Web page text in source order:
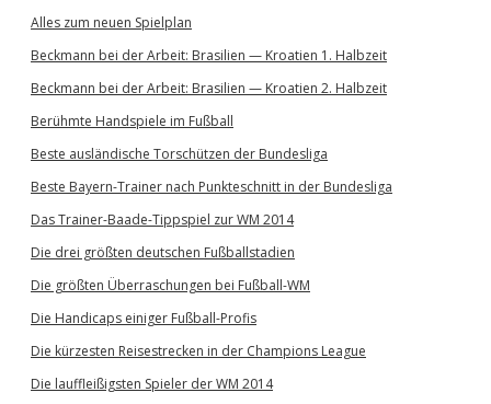
Alles zum neuen Spielplan
Beckmann bei der Arbeit: Brasilien — Kroatien 1. Halbzeit
Beckmann bei der Arbeit: Brasilien — Kroatien 2. Halbzeit
Berühmte Handspiele im Fußball
Beste ausländische Torschützen der Bundesliga
Beste Bayern-Trainer nach Punkteschnitt in der Bundesliga
Das Trainer-Baade-Tippspiel zur WM 2014
Die drei größten deutschen Fußballstadien
Die größten Überraschungen bei Fußball-WM
Die Handicaps einiger Fußball-Profis
Die kürzesten Reisestrecken in der Champions League
Die lauffleißigsten Spieler der WM 2014